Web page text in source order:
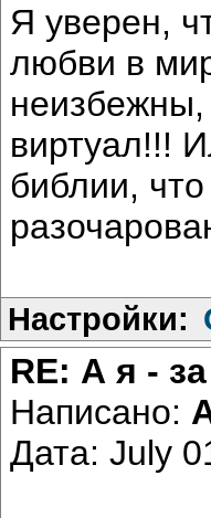
Я уверен,
любви в
виртуал!!!
библии,
Настройки:
RE: А я -
Написано:
Дата: July